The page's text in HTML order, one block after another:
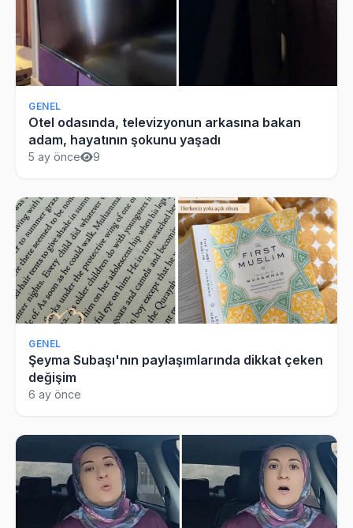
GENEL
Otel odasında, televizyonun arkasına bakan
adam, hayatının şokunu yaşadı
5 ay önce 9
GENEL
Şeyma Subaşı'nın paylaşımlarında dikkat çeken
değişim
6 ay önce